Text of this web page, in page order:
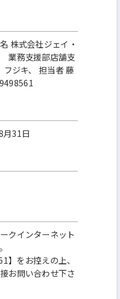
株式会社ジェイ・
業務支援部店舗支
ジキ、 担当者 藤
月31日
クインターネット
をお控えの上、
お問い合わせ下さ